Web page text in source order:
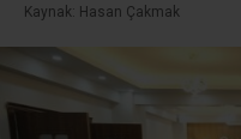
Kaynak: Hasan Çakmak